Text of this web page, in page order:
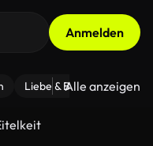
Anmelden
Liebe & Beziehungen
Alle anzeigen